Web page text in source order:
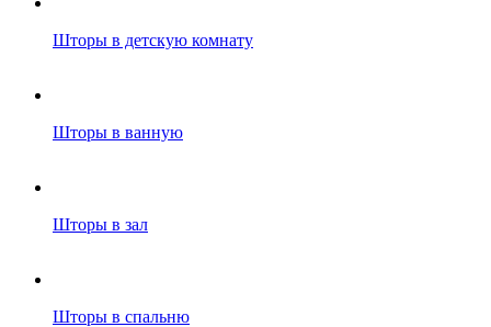
Шторы в детскую комнату
Шторы в ванную
Шторы в зал
Шторы в спальню